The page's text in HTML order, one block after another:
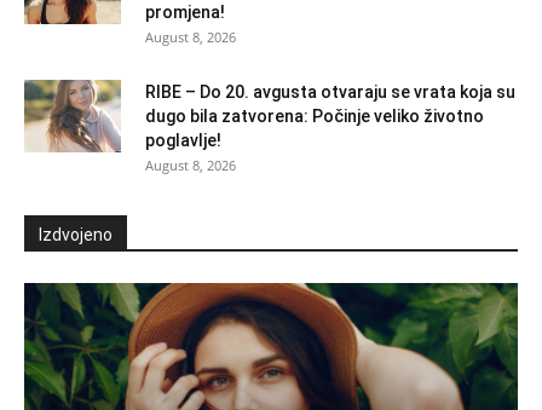
promjena!
August 8, 2026
RIBE – Do 20. avgusta otvaraju se vrata koja su
dugo bila zatvorena: Počinje veliko životno
poglavlje!
August 8, 2026
Izdvojeno